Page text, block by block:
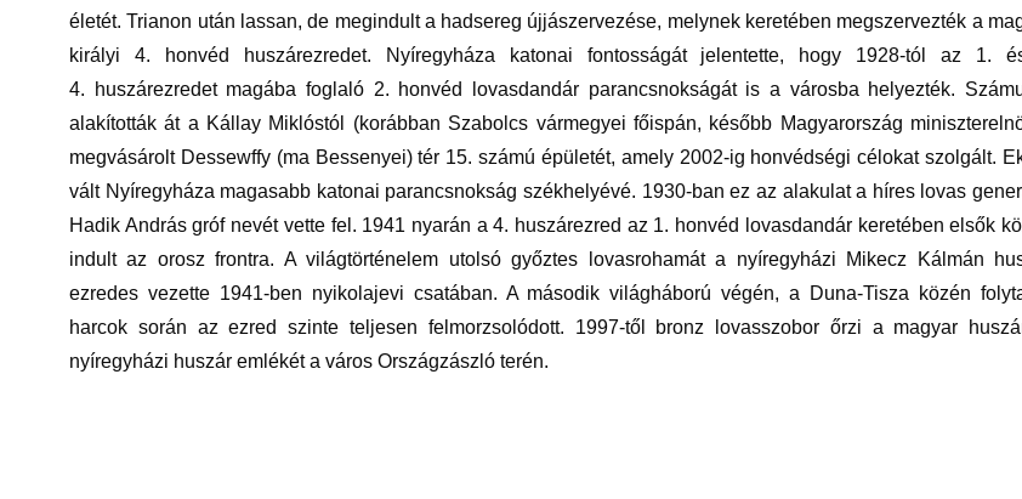
életét. Trianon után lassan, de megindult a hadsereg újjászervezése, melynek keretében megszervezték a
királyi 4. honvéd huszárezredet. Nyíregyháza katonai fontosságát jelentette, hogy 1928-tól az 1.
4. huszárezredet magába foglaló 2. honvéd lovasdandár parancsnokságát is a városba helyezték.
alakították át a Kállay Miklóstól (korábban Szabolcs vármegyei főispán, később Magyarország
megvásárolt Dessewffy (ma Bessenyei) tér 15. számú épületét, amely 2002-ig honvédségi célokat szolgált.
vált Nyíregyháza magasabb katonai parancsnokság székhelyévé. 1930-ban ez az alakulat a híres lovas
Hadik András gróf nevét vette fel. 1941 nyarán a 4. huszárezred az 1. honvéd lovasdandár keretében elsők
indult az orosz frontra. A világtörténelem utolsó győztes lovasrohamát a nyíregyházi Mikecz Kálmán
ezredes vezette 1941-ben nyikolajevi csatában. A második világháború végén, a Duna-Tisza közén
harcok során az ezred szinte teljesen felmorzsolódott. 1997-től bronz lovasszobor őrzi a magyar
nyíregyházi huszár emlékét a város Országzászló terén.